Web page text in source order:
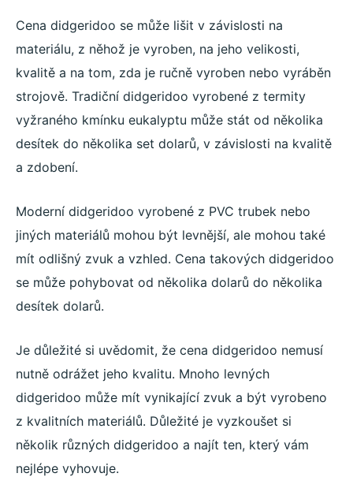
Cena didgeridoo se může lišit v závislosti na
materiálu, z něhož je vyroben, na jeho velikosti,
kvalitě a na tom, zda je ručně vyroben nebo vyráběn
strojově. Tradiční didgeridoo vyrobené z termity
vyžraného kmínku eukalyptu může stát od několika
desítek do několika set dolarů, v závislosti na kvalitě
a zdobení.
Moderní didgeridoo vyrobené z PVC trubek nebo
jiných materiálů mohou být levnější, ale mohou také
mít odlišný zvuk a vzhled. Cena takových didgeridoo
se může pohybovat od několika dolarů do několika
desítek dolarů.
Je důležité si uvědomit, že cena didgeridoo nemusí
nutně odrážet jeho kvalitu. Mnoho levných
didgeridoo může mít vynikající zvuk a být vyrobeno
z kvalitních materiálů. Důležité je vyzkoušet si
několik různých didgeridoo a najít ten, který vám
nejlépe vyhovuje.